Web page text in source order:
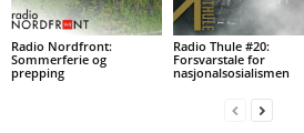
Radio Nordfront:
Sommerferie og
prepping
Radio Thule #20:
Forsvarstale for
nasjonalsosialismen